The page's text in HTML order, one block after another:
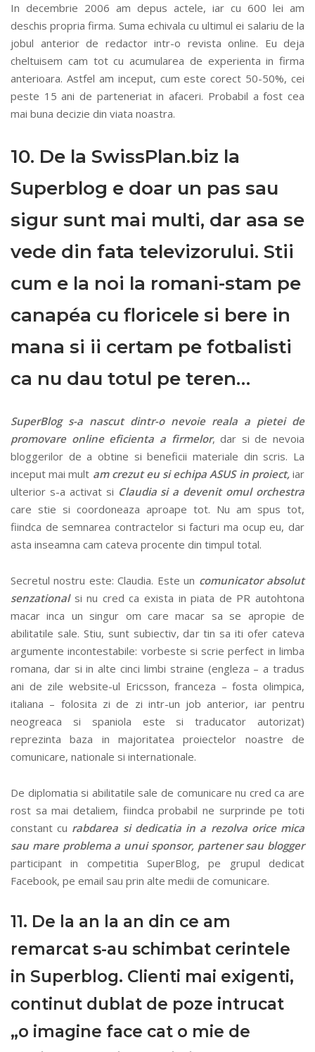
In decembrie 2006 am depus actele, iar cu 600 lei am
deschis propria firma. Suma echivala cu ultimul ei salariu de la
jobul anterior de redactor intr-o revista online. Eu deja
cheltuisem cam tot cu acumularea de experienta in firma
anterioara. Astfel am inceput, cum este corect 50-50%, cei
peste 15 ani de parteneriat in afaceri. Probabil a fost cea
mai buna decizie din viata noastra.
10. De la SwissPlan.biz la
Superblog e doar un pas sau
sigur sunt mai multi, dar asa se
vede din fata televizorului. Stii
cum e la noi la romani-stam pe
canapéa cu floricele si bere in
mana si ii certam pe fotbalisti
ca nu dau totul pe teren…
SuperBlog s-a nascut dintr-o nevoie reala a pietei de
promovare online eficienta a firmelor, dar si de nevoia
bloggerilor de a obtine si beneficii materiale din scris. La
inceput mai mult am crezut eu si echipa ASUS in proiect,iar
ulterior s-a activat si Claudia si a devenit omul orchestra
care stie si coordoneaza aproape tot. Nu am spus tot,
fiindca de semnarea contractelor si facturi ma ocup eu, dar
asta inseamna cam cateva procente din timpul total.
Secretul nostru este: Claudia. Este un comunicator absolut
senzationalsi nu cred ca exista in piata de PR autohtona
macar inca un singur om care macar sa se apropie de
abilitatile sale. Stiu, sunt subiectiv, dar tin sa iti ofer cateva
argumente incontestabile: vorbeste si scrie perfect in limba
romana, dar si in alte cinci limbi straine (engleza – a tradus
ani de zile website-ul Ericsson, franceza – fosta olimpica,
italiana – folosita zi de zi intr-un job anterior, iar pentru
neogreaca si spaniola este si traducator autorizat)
reprezinta baza in majoritatea proiectelor noastre de
comunicare, nationale si internationale.
De diplomatia si abilitatile sale de comunicare nu cred ca are
rost sa mai detaliem, fiindca probabil ne surprinde pe toti
constant cu rabdarea si dedicatia in a rezolva orice mica
sau mare problema a unui sponsor, partener sau blogger
participant in competitia SuperBlog, pe grupul dedicat
Facebook, pe email sau prin alte medii de comunicare.
11. De la an la an din ce am
remarcat s-au schimbat cerintele
in Superblog. Clienti mai exigenti,
continut dublat de poze intrucat
„o imagine face cat o mie de